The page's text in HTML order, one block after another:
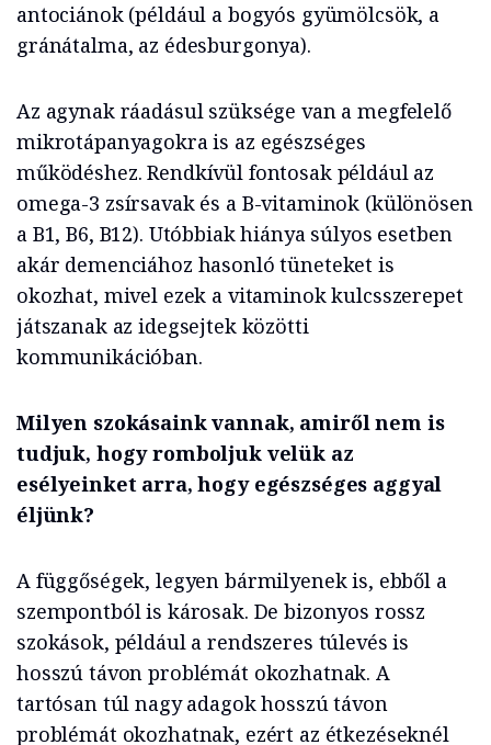
antociánok (például a bogyós gyümölcsök, a
gránátalma, az édesburgonya).
Az agynak ráadásul sz­­­­­­­­­­üksége van a megfelelő
mikrotápanyagokra is az egészséges
működéshez. Rendkívül fontosak például az
omega-3 zsírsavak és a B-vitaminok (különösen
a B1, B6, B12). Utóbbiak hiánya súlyos esetben
akár demenciához hasonló tüneteket is
okozhat, mivel ezek a vitaminok kulcsszerepet
játszanak az idegsejtek közötti
kommunikációban.
Milyen szokásaink vannak, amiről nem is
tudjuk, hogy romboljuk velük az
esélyeinket arra, hogy egészséges aggyal
éljünk?
A függőségek, legyen bármilyenek is, ebből a
szempontból is károsak. De bizonyos rossz
szokások, például a rendszeres túlevés is
hosszú távon problémát okozhatnak. A
tartósan túl nagy adagok hosszú távon
problémát okozhatnak, ezért az étkezéseknél